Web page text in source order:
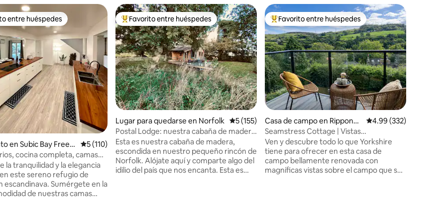
5 de 5, 115 reseñas
huéspedes preferido
entre huéspedes
en Subic Bay Freep
Calificación promedio: 5 de 5, 110 reseñas
5 (110)
cocina completa, camas
sillón de masaje
la tranquilidad y la elegancia
este sereno refugio de
Sumérgete en la
de nuestras camas
Favorito entre huéspedes preferido
Favorito entre huéspedes
Lugar para quedarse en Norfolk Calificación promedio: 5 de 5, 155 reseñas
5 (155)
Postal Lodge: nuestra cabaña de madera
única...
Esta es nuestra cabaña de madera,
escondida en nuestro pequeño rincón de
Norfolk. Alójate aquí y comparte algo del
idilio del país que nos encanta. Esta es
Favorito entre huéspedes preferido
Favorito entre huéspedes
Casa de campo en Ripponde
n
Calificación promedio:
4.99 (332)
Seamstress Cottage | Vistas
panorámicas al valle
Ven y descubre todo lo que Yorkshire
tiene para ofrecer en esta casa de
campo bellamente renovada con
magníficas vistas sobre el campo que se